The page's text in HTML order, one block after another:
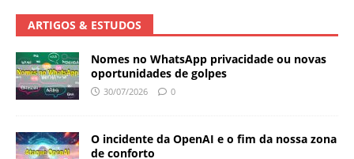
ARTIGOS & ESTUDOS
Nomes no WhatsApp privacidade ou novas
oportunidades de golpes
30/07/2026 0
O incidente da OpenAI e o fim da nossa zona
de conforto